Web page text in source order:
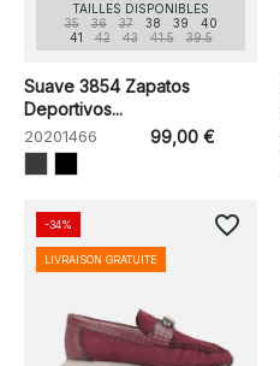
TAILLES DISPONIBLES
35
36 37 38 39
40
41
42 43 41.5 39.5
Suave 3854 Zapatos
Deportivos...
20201466 99,00 €
-34%
LIVRAISON GRATUITE
favorite_border